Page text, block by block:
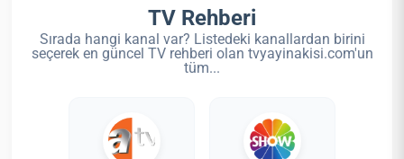
TV Rehberi
Sırada hangi kanal var? Listedeki kanallardan birini
seçerek en güncel TV rehberi olan tvyayinakisi.com'un
tüm...